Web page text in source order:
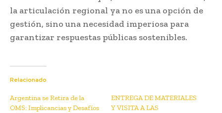
la articulación regional ya no es una opción de
gestión, sino una necesidad imperiosa para
garantizar respuestas públicas sostenibles.
Relacionado
Argentina se Retira de la
OMS: Implicancias y Desafíos
ENTREGA DE MATERIALES
Y VISITA A LAS